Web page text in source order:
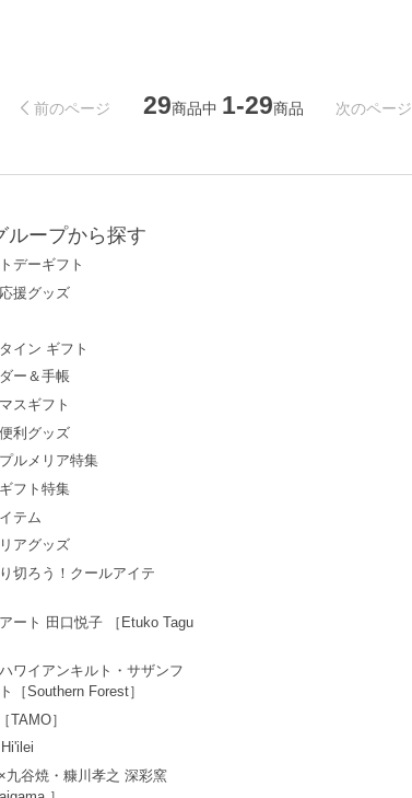
前のページ 29商品中 1-29商品 次のページ
ループから探す
デーギフト
援グッズ
イン ギフト
ー＆手帳
スギフト
利グッズ
ルメリア特集
フト特集
テム
アグッズ
切ろう！クールアイテ
ート 田口悦子 ［Etuko Tagu
ワイアンキルト・サザンフ
［Southern Forest］
TAMO］
九谷焼・糠川孝之 深彩窯